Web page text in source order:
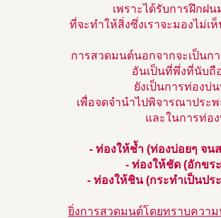
เพราะได้รับการฝึกฝ
ที่จะทำให้สิ่งซึ่งเราจะมองไม่เ
การสวดมนต์นอกจากจะเป็นก
อันเป็นที่พึ่งที่นับถื
ยังเป็นการท่องบ่
เพื่อจดจำนำไปพิจารณาประ
และในการท่อ
- ท่องให้ช้ำ (ท่องบ่อยๆ จน
- ท่องให้ชัด (อักขร
- ท่องให้ชิน (กระทำเป็นปร
ยิ่งการสวดมนต์โดยทราบควา